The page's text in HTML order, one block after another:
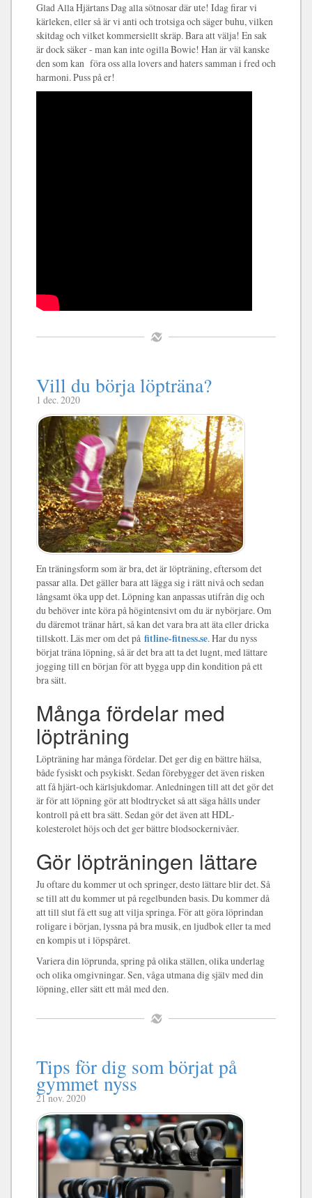
Glad Alla Hjärtans Dag alla sötnosar där ute! Idag firar vi
kärleken, eller så är vi anti och trotsiga och säger buhu, vilken
skitdag och vilket kommersiellt skräp. Bara att välja! En sak
är dock säker - man kan inte ogilla Bowie! Han är väl kanske
den som kan föra oss alla lovers and haters samman i fred och
harmoni. Puss på er!
Vill du börja löpträna?
1 dec. 2020
En träningsform som är bra, det är löpträning, eftersom det
passar alla. Det gäller bara att lägga sig i rätt nivå och sedan
långsamt öka upp det. Löpning kan anpassas utifrån dig och
du behöver inte köra på högintensivt om du är nybörjare. Om
du däremot tränar hårt, så kan det vara bra att äta eller dricka
tillskott. Läs mer om det på fitline-fitness.se. Har du nyss
börjat träna löpning, så är det bra att ta det lugnt, med lättare
jogging till en början för att bygga upp din kondition på ett
bra sätt.
Många fördelar med
löpträning
Löpträning har många fördelar. Det ger dig en bättre hälsa,
både fysiskt och psykiskt. Sedan förebygger det även risken
att få hjärt-och kärlsjukdomar. Anledningen till att det gör det
är för att löpning gör att blodtrycket så att säga hålls under
kontroll på ett bra sätt. Sedan gör det även att HDL-
kolesterolet höjs och det ger bättre blodsockernivåer.
Gör löpträningen lättare
Ju oftare du kommer ut och springer, desto lättare blir det. Så
se till att du kommer ut på regelbunden basis. Du kommer då
att till slut få ett sug att vilja springa. För att göra löprindan
roligare i början, lyssna på bra musik, en ljudbok eller ta med
en kompis ut i löpspåret.
Variera din löprunda, spring på olika ställen, olika underlag
och olika omgivningar. Sen, våga utmana dig själv med din
löpning, eller sätt ett mål med den.
Tips för dig som börjat på
gymmet nyss
21 nov. 2020